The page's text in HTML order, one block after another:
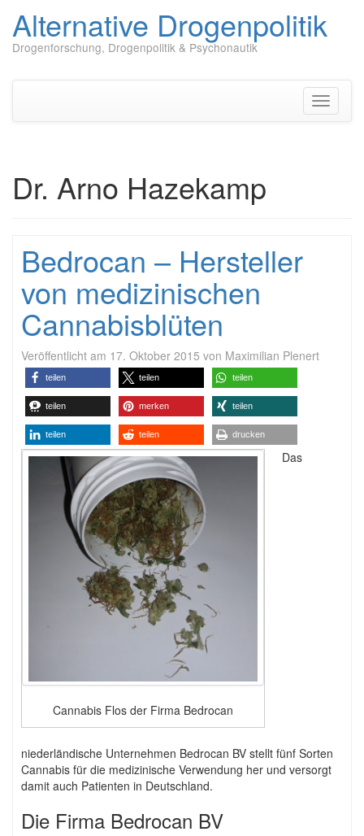
Alternative Drogenpolitik
Drogenforschung, Drogenpolitik & Psychonautik
Dr. Arno Hazekamp
Bedrocan – Hersteller
von medizinischen
Cannabisblüten
Veröffentlicht am 17. Oktober 2015 von Maximilian Plenert
teilen teilen teilen
teilen merken teilen
teilen teilen drucken
Cannabis Flos der Firma Bedrocan
Das
niederländische Unternehmen Bedrocan BV stellt fünf Sorten
Cannabis für die medizinische Verwendung her und versorgt
damit auch Patienten in Deutschland.
Die Firma Bedrocan BV